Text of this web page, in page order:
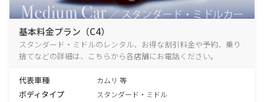
基本料金プラン（C4）
スタンダード・ミドルのレンタル、お得な割引料金や予約、乗り
捨てなどの詳細は、こちらから各店舗にお電話ください。
代表車種 カムリ 等
ボディタイプ スタンダード・ミドル